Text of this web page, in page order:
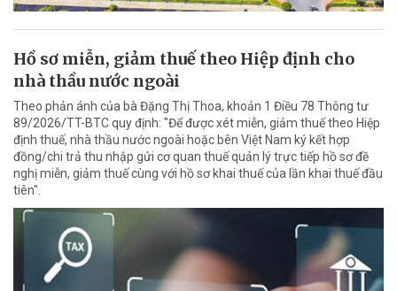
Hồ sơ miễn, giảm thuế theo Hiệp định cho
nhà thầu nước ngoài
Theo phản ánh của bà Đặng Thị Thoa, khoản 1 Điều 78 Thông tư
89/2026/TT-BTC quy định: "Để được xét miễn, giảm thuế theo Hiệp
định thuế, nhà thầu nước ngoài hoặc bên Việt Nam ký kết hợp
đồng/chi trả thu nhập gửi cơ quan thuế quản lý trực tiếp hồ sơ đề
nghị miễn, giảm thuế cùng với hồ sơ khai thuế của lần khai thuế đầu
tiên".